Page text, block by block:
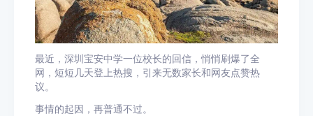
最近，深圳宝安中学一位校长的回信，悄悄刷爆了全
网，短短几天登上热搜，引来无数家长和网友点赞热
议。
事情的起因，再普通不过。